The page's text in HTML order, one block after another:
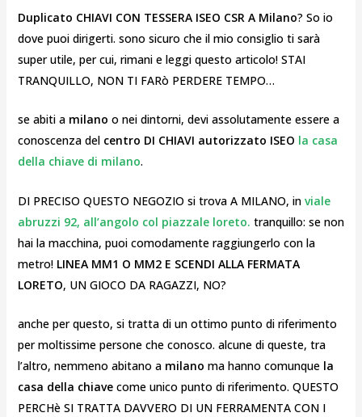
Duplicato CHIAVI CON TESSERA ISEO CSR A Milano? So io
dove puoi dirigerti. sono sicuro che il mio consiglio ti sarà
super utile, per cui, rimani e leggi questo articolo! STAI
TRANQUILLO, NON TI FARò PERDERE TEMPO…
se abiti a milano o nei dintorni, devi assolutamente essere a
conoscenza del centro DI CHIAVI autorizzato ISEO la casa
della chiave di milano.
DI PRECISO QUESTO NEGOZIO si trova A MILANO, in viale
abruzzi 92, all’angolo col piazzale loreto. tranquillo: se non
hai la macchina, puoi comodamente raggiungerlo con la
metro! LINEA MM1 O MM2 E SCENDI ALLA FERMATA
LORETO, UN GIOCO DA RAGAZZI, NO?
anche per questo, si tratta di un ottimo punto di riferimento
per moltissime persone che conosco. alcune di queste, tra
l’altro, nemmeno abitano a milano ma hanno comunque la
casa della chiavecome unico punto di riferimento. QUESTO
PERCHè SI TRATTA DAVVERO DI UN FERRAMENTA CON I